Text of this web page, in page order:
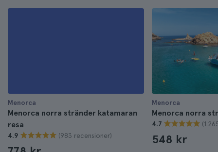
Menorca
Menorca norra stränder katamaran
resa
4.9 (983 recensioner)
Menorca
Menorca norra
4.7
548 kr